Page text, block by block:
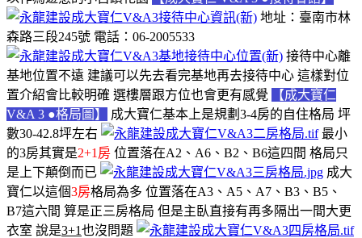
地址：臺南市林
森路三段245號 電話：06-2005533
接待中心離
基地位置不遠 建議可以先去看完基地再去接待中心 這樣對位
置介紹會比較明確 選樓層跟方位也會更有感覺
【成大寶仁
V&A 3 ●格局圖】
成大寶仁基本上是規劃3-4房的自住格局 坪
數30-42.8坪左右
最小
的3房其實是2+1房 位置落在A2、A6、B2、B6這四間 格局只
是上下顛倒而已
成大
寶仁以這個3房格局為多 位置落在A3、A5、A7、B3、B5、
B7這六間 算是正三房格局 但是主臥直接有再多隔出一間大更
衣室 說是3+1也沒問題